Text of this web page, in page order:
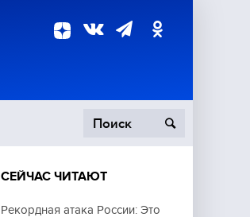
СЕЙЧАС ЧИТАЮТ
Рекордная атака России: Это